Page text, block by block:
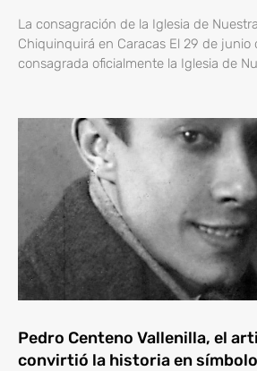
La consagración de la Iglesia de
Chiquinquirá en Caracas El 29 de junio
consagrada oficialmente la Iglesia de
Pedro Centeno Vallenilla, el
convirtió la historia en